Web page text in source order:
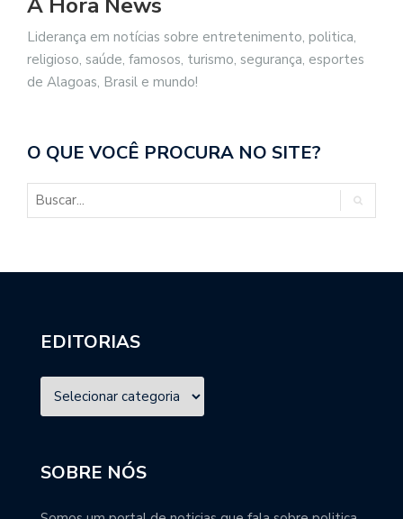
Liderança em notícias sobre entretenimento, politica,
religioso, saúde, famosos, turismo, segurança, esportes
de Alagoas, Brasil e mundo!
O QUE VOCÊ PROCURA NO SITE?
EDITORIAS
SOBRE NÓS